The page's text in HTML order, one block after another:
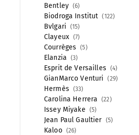
Bentley 6
Biodroga Institut 122
Bvlgari 15
Clayeux 7
Courrèges 5
Elanzia 3
Esprit de Versailles 4
GianMarco Venturi 29
Hermès 33
Carolina Herrera 22
Issey Miyake 5
Jean Paul Gaultier 5
Kaloo 26